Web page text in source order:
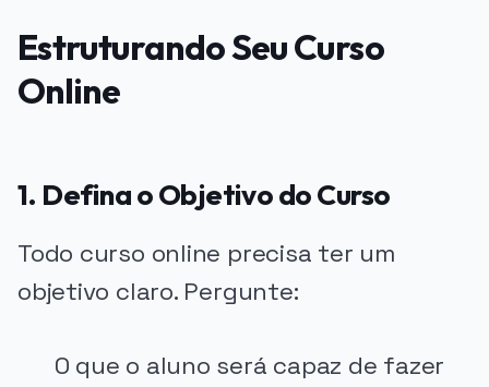
Estruturando Seu Curso
Online
1. Defina o Objetivo do Curso
Todo curso online precisa ter um
objetivo claro. Pergunte:
O que o aluno será capaz de fazer